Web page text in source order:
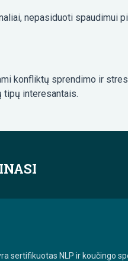
nepasiduoti spaudimui
konfliktų sprendimo ir
tipų interesantais.
sertifikuotas NLP ir koučingo